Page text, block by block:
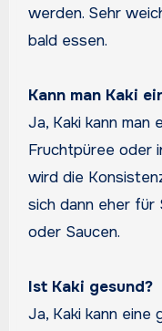
werden. Sehr
bald essen.
Kann man Kaki
Ja, Kaki kann man
Fruchtpüree oder
wird die
sich dann eher für
oder Saucen.
Ist Kaki gesund?
Ja, Kaki kann eine